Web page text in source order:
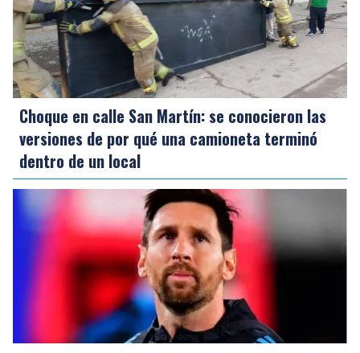
Choque en calle San Martín: se conocieron las
versiones de por qué una camioneta terminó
dentro de un local